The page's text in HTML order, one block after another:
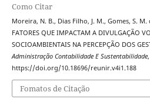
Como Citar
Moreira, N. B., Dias Filho, J. M., Gomes, S. M.
FATORES QUE IMPACTAM A DIVULGAÇÃO
SOCIOAMBIENTAIS NA PERCEPÇÃO DOS
Administração Contabilidade E Sustentabilidade,
https://doi.org/10.18696/reunir.v4i1.188
Fomatos de Citação